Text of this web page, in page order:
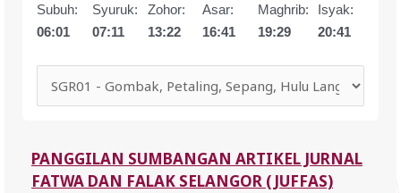
Subuh:
06:01
Syuruk:
07:11
Zohor:
13:22
Asar:
16:41
Maghrib:
19:29
Isyak:
20:41
PANGGILAN SUMBANGAN ARTIKEL JURNAL
FATWA DAN FALAK SELANGOR (JUFFAS)